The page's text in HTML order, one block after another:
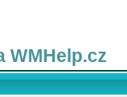
WMHelp.cz